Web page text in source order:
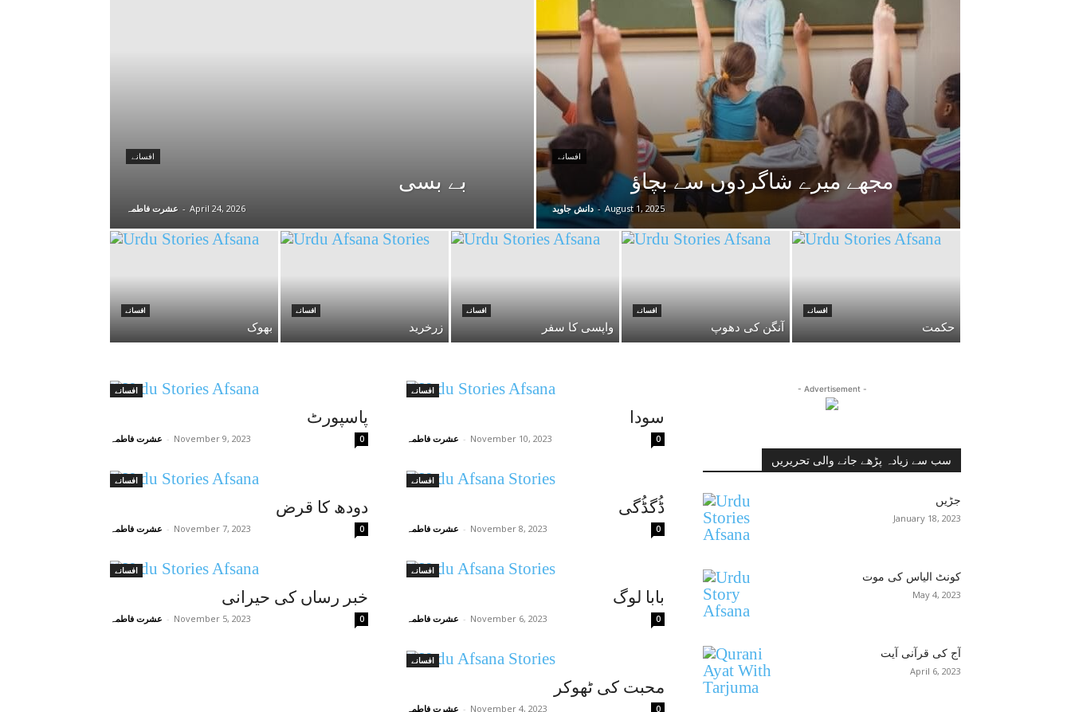
افسانے
بے بسی
عشرت فاطمہ - April 24, 2026
افسانے
مجھے میرے شاگردوں سے بچاؤ
دانش جاوید - August 1, 2025
افسانے
بھوک
افسانے
زرخرید
افسانے
واپسی کا سفر
افسانے
آنگن کی دھوپ
افسانے
حکمت
افسانے
سودا
عشرت فاطمہ - November 10, 2023 0
افسانے
پاسپورٹ
عشرت فاطمہ - November 9, 2023 0
افسانے
ڈُگڈُگی
عشرت فاطمہ - November 8, 2023 0
افسانے
دودھ کا قرض
عشرت فاطمہ - November 7, 2023 0
افسانے
بابا لوگ
عشرت فاطمہ - November 6, 2023 0
افسانے
خبر رساں کی حیرانی
عشرت فاطمہ - November 5, 2023 0
افسانے
محبت کی ٹھوکر
عشرت فاطمہ - November 4, 2023 0
- Advertisement -
سب سے زیادہ پڑھے جانے والی تحریریں
جڑیں
January 18, 2023
کونٹ الیاس کی موت
May 4, 2023
آج کی قرآنی آیت
April 6, 2023